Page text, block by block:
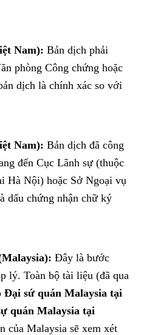
Nam): Bản dịch phải
phòng Công chứng hoặc
dịch là chính xác so với
Nam): Bản dịch đã công
đến Cục Lãnh sự (thuộc
Hà Nội) hoặc Sở Ngoại vụ
dấu chứng nhận chữ ký
Đây là bước
lý. Toàn bộ tài liệu (đã qua
Đại sứ quán Malaysia tại
quán Malaysia tại
của Malaysia sẽ xem xét